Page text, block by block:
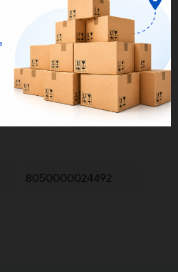
8050000024492